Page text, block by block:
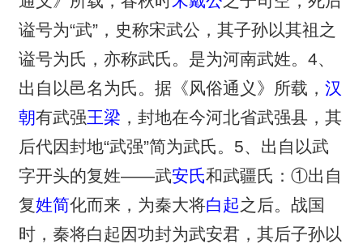
谥号为“武”，史称宋武公，其子孙以其祖之
谥号为氏，亦称武氏。是为河南武姓。4、
出自以邑名为氏。据《风俗通义》所载， 汉
朝有武强王梁 ，封地在今河北省武强县，其
后代因封地“武强”简为武氏。5、出自以武
字开头的复姓——武安氏和武疆氏：①出自
复姓简化而来，为秦大将白起之后。战国
时，秦将白起因功封为武安君，其后子孙以